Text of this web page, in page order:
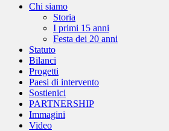
Menu
Chi siamo
Storia
I primi 15 anni
Festa dei 20 anni
Statuto
Bilanci
Progetti
Paesi di intervento
Sostienici
PARTNERSHIP
Immagini
Video